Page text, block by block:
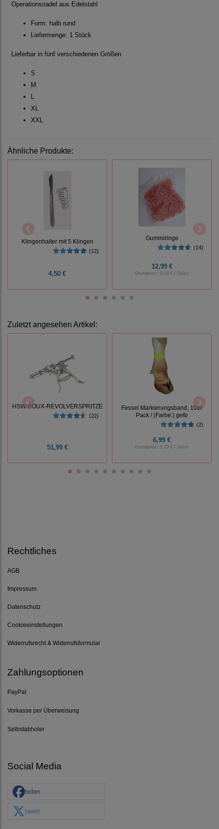
Operationsnadel aus Edelstahl
Form: halb rund
Liefermenge: 1 Stück
Lieferbar in fünf verschiedenen Größen
S
M
L
XL
XXL
Ähnliche Produkte:
Klingenhalter mit 5 Klingen
(12)
4,50 €
Gummiringe
(14)
12,99 €
Grundpreis: 0,03 € / Stück
Zuletzt angesehen Artikel:
HSW ROUX-REVOLVERSPRITZE
(22)
51,99 €
Fessel Markierungsband, 10er
Pack / (Farbe:) gelb
(2)
6,99 €
Grundpreis: 0,70 € / Stück
Rechtliches
AGB
Impressum
Datenschutz
Cookieeinstellungen
Widerrufsrecht & Widerrufsformular
Zahlungsoptionen
PayPal
Vorkasse per Überweisung
Selbstabholer
Social Media
teilen
tweet